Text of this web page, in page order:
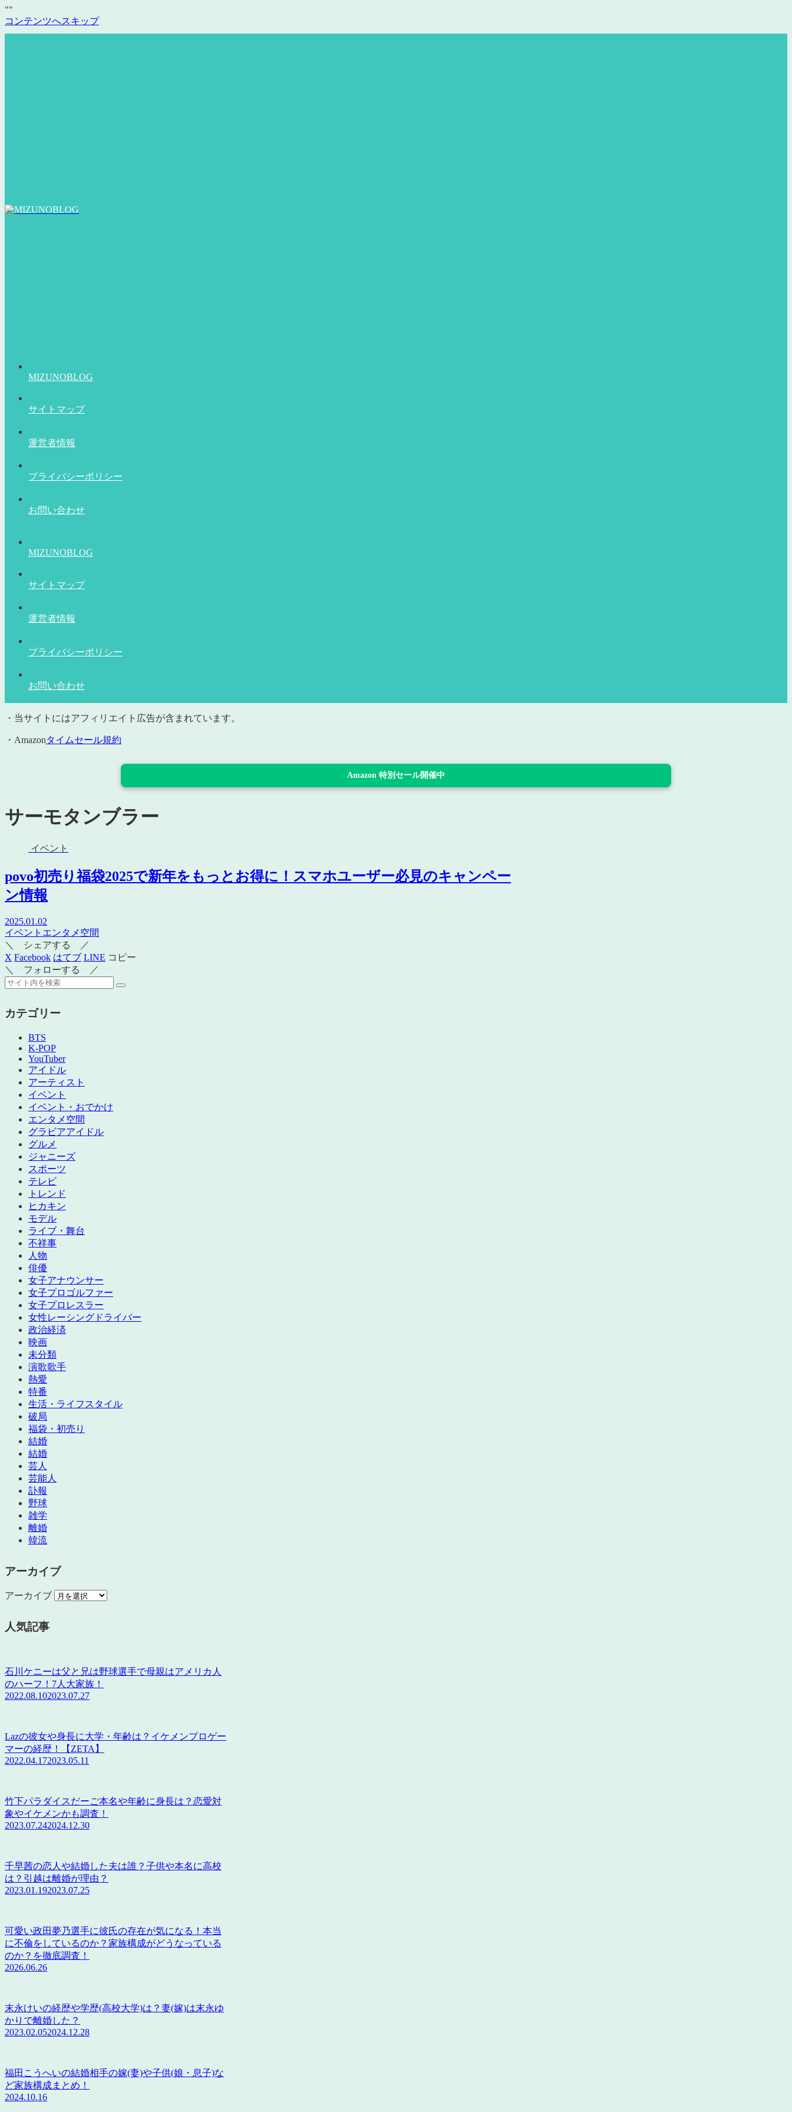
""
コンテンツへスキップ
MIZUNOBLOG
サイトマップ
運営者情報
プライバシーポリシー
お問い合わせ
MIZUNOBLOG
サイトマップ
運営者情報
プライバシーポリシー
お問い合わせ
・当サイトにはアフィリエイト広告が含まれています。
・Amazonタイムセール規約
Amazon 特別セール開催中
サーモタンブラー
イベント
povo初売り福袋2025で新年をもっとお得に！スマホユーザー必見のキャンペー
ン情報
2025.01.02
イベント エンタメ空間
＼ シェアする ／
X Facebook はてブ LINE コピー
＼ フォローする ／
カテゴリー
BTS
K-POP
YouTuber
アイドル
アーティスト
イベント
イベント・おでかけ
エンタメ空間
グラビアアイドル
グルメ
ジャニーズ
スポーツ
テレビ
トレンド
ヒカキン
モデル
ライブ・舞台
不祥事
人物
俳優
女子アナウンサー
女子プロゴルファー
女子プロレスラー
女性レーシングドライバー
政治経済
映画
未分類
演歌歌手
熱愛
特番
生活・ライフスタイル
破局
福袋・初売り
結婚
結婚
芸人
芸能人
訃報
野球
雑学
離婚
韓流
アーカイブ
アーカイブ
人気記事
石川ケニーは父と兄は野球選手で母親はアメリカ人
のハーフ！7人大家族！
2022.08.102023.07.27
Lazの彼女や身長に大学・年齢は？イケメンプロゲー
マーの経歴！【ZETA】
2022.04.172023.05.11
竹下パラダイスだーご本名や年齢に身長は？恋愛対
象やイケメンかも調査！
2023.07.242024.12.30
千早茜の恋人や結婚した夫は誰？子供や本名に高校
は？引越は離婚が理由？
2023.01.192023.07.25
可愛い政田夢乃選手に彼氏の存在が気になる！本当
に不倫をしているのか？家族構成がどうなっている
のか？を徹底調査！
2026.06.26
末永けいの経歴や学歴(高校大学)は？妻(嫁)は末永ゆ
かりで離婚した？
2023.02.052024.12.28
福田こうへいの結婚相手の嫁(妻)や子供(娘・息子)な
ど家族構成まとめ！
2024.10.16